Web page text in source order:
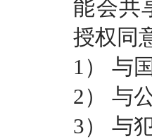
能会共
授权同
1） 与
2） 与
3） 与